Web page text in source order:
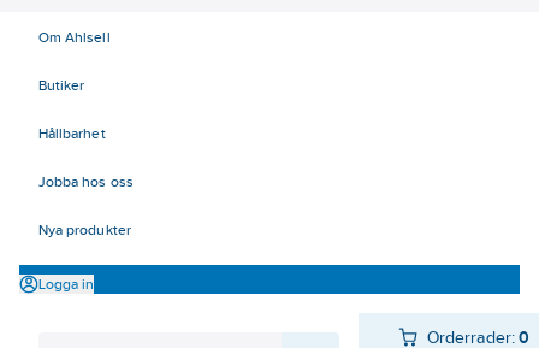
Om Ahlsell
Butiker
Hållbarhet
Jobba hos oss
Nya produkter
Logga in
Orderrader:0